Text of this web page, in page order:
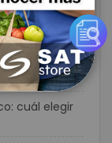
beneficios y
su
cuál elegir